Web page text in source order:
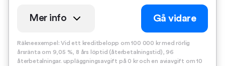
Mer info Gå vidare
Räkneexempel: Vid ett kreditbelopp om 100 000 kr med rörlig
årsränta om 9,05 %, 8 års löptid (återbetalningstid), 96
återbetalningar. uppläggningsavgift på 0 kr och en aviavgift om 10